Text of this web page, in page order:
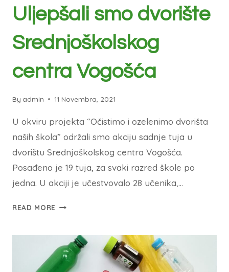
Uljepšali smo dvorište
Srednjoškolskog
centra Vogošća
By admin 11 Novembra, 2021
U okviru projekta “Očistimo i ozelenimo dvorišta
naših škola” održali smo akciju sadnje tuja u
dvorištu Srednjoškolskog centra Vogošća.
Posađeno je 19 tuja, za svaki razred škole po
jedna. U akciji je učestvovalo 28 učenika,…
READ MORE